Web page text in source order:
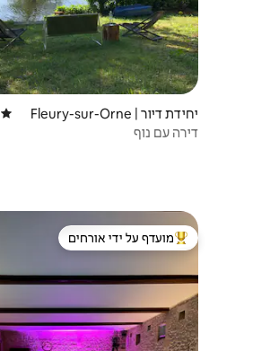
יחידת דיור | Fleury-sur-Orne
דירה עם נוף
מוביל בקרב נכסים מועדפים על ידי
מועדף על ידי אורחים